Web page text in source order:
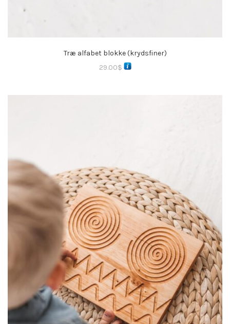
Træ alfabet blokke (krydsfiner)
29.00$